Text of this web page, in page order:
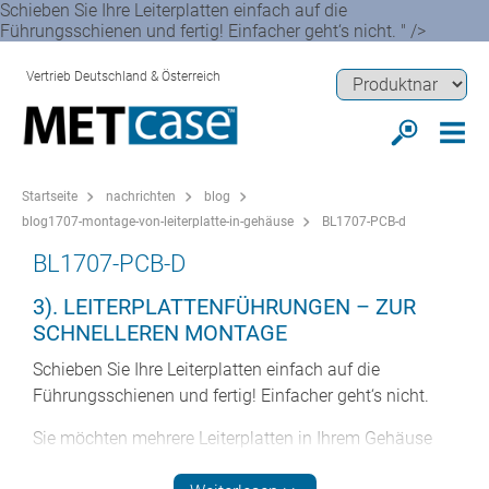
Schieben Sie Ihre Leiterplatten einfach auf die
Führungsschienen und fertig! Einfacher geht‘s nicht. " />
Vertrieb Deutschland & Österreich
Startseite nachrichten
blog
blog1707-montage-von-leiterplatte-in-gehäuse
BL1707-PCB-d
BL1707-PCB-D
3). LEITERPLATTENFÜHRUNGEN – ZUR
SCHNELLEREN MONTAGE
Schieben Sie Ihre Leiterplatten einfach auf die
Führungsschienen und fertig! Einfacher geht‘s nicht.
Sie möchten mehrere Leiterplatten in Ihrem Gehäuse